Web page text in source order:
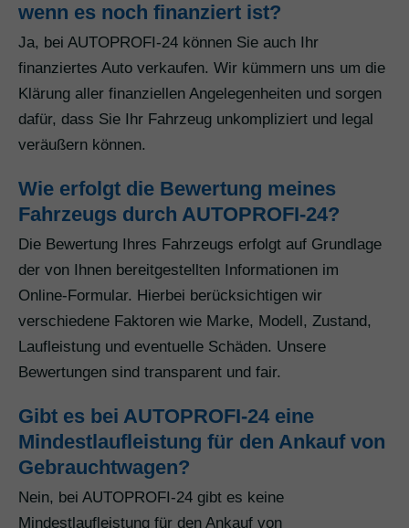
wenn es noch finanziert ist?
Ja, bei AUTOPROFI-24 können Sie auch Ihr
finanziertes Auto verkaufen. Wir kümmern uns um die
Klärung aller finanziellen Angelegenheiten und sorgen
dafür, dass Sie Ihr Fahrzeug unkompliziert und legal
veräußern können.
Wie erfolgt die Bewertung meines
Fahrzeugs durch AUTOPROFI-24?
Die Bewertung Ihres Fahrzeugs erfolgt auf Grundlage
der von Ihnen bereitgestellten Informationen im
Online-Formular. Hierbei berücksichtigen wir
verschiedene Faktoren wie Marke, Modell, Zustand,
Laufleistung und eventuelle Schäden. Unsere
Bewertungen sind transparent und fair.
Gibt es bei AUTOPROFI-24 eine
Mindestlaufleistung für den Ankauf von
Gebrauchtwagen?
Nein, bei AUTOPROFI-24 gibt es keine
Mindestlaufleistung für den Ankauf von